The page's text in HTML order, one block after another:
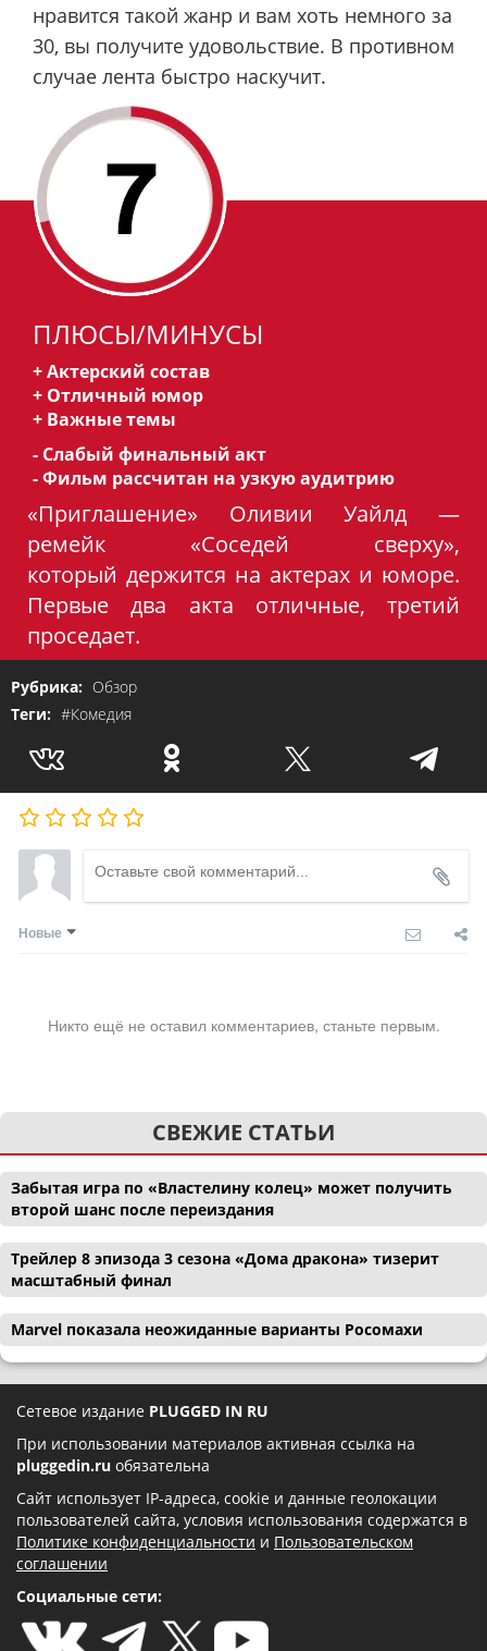
нравится такой жанр и вам хоть немного за
30, вы получите удовольствие. В противном
случае лента быстро наскучит.
ПЛЮСЫ/МИНУСЫ
+ Актерский состав
+ Отличный юмор
+ Важные темы
- Слабый финальный акт
- Фильм рассчитан на узкую аудитрию
«Приглашение» Оливии Уайлд —
ремейк «Соседей сверху»,
который держится на актерах и юморе.
Первые два акта отличные, третий
проседает.
Рубрика: Обзор
Теги: #Комедия
Новые
Никто ещё не оставил комментариев, станьте первым.
СВЕЖИЕ СТАТЬИ
Забытая игра по «Властелину колец» может получить
второй шанс после переиздания
Трейлер 8 эпизода 3 сезона «Дома дракона» тизерит
масштабный финал
Marvel показала неожиданные варианты Росомахи
Сетевое издание PLUGGED IN RU
При использовании материалов активная ссылка на
pluggedin.ru обязательна
Сайт использует IP-адреса, cookie и данные геолокации
пользователей сайта, условия использования содержатся в
Политике конфиденциальности и Пользовательском
соглашении
Социальные сети: